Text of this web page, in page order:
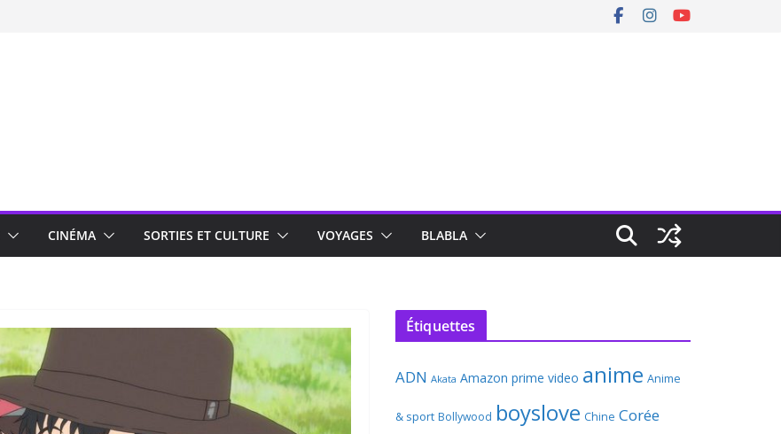
CINÉMA SORTIES ET CULTURE VOYAGES BLABLA
Étiquettes
ADN Akata Amazon prime video anime Anime
& sport Bollywood boyslove Chine Corée